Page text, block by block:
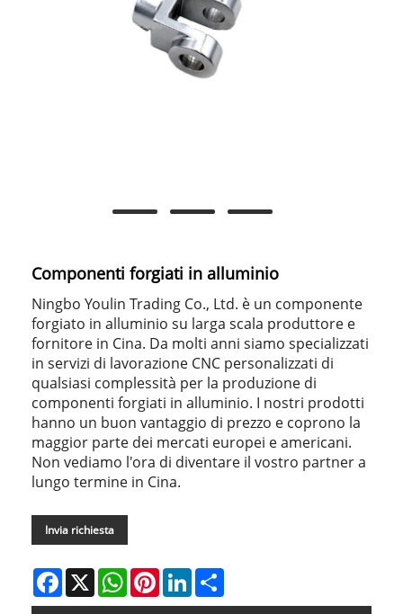
Componenti forgiati in alluminio
Ningbo Youlin Trading Co., Ltd. è un componente
forgiato in alluminio su larga scala produttore e
fornitore in Cina. Da molti anni siamo specializzati
in servizi di lavorazione CNC personalizzati di
qualsiasi complessità per la produzione di
componenti forgiati in alluminio. I nostri prodotti
hanno un buon vantaggio di prezzo e coprono la
maggior parte dei mercati europei e americani.
Non vediamo l'ora di diventare il vostro partner a
lungo termine in Cina.
Invia richiesta
Facebook
X WhatsAppPinterestLinkedIn